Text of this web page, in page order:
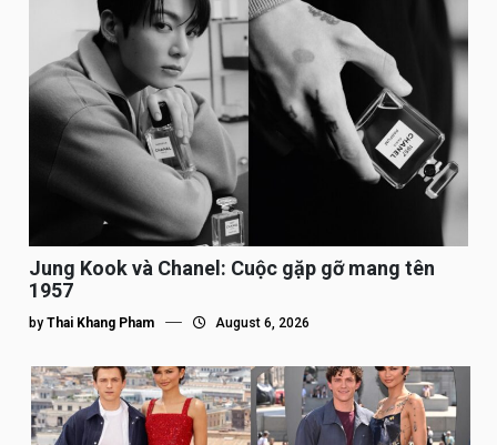
Jung Kook và Chanel: Cuộc gặp gỡ mang tên
1957
by Thai Khang Pham August 6, 2026